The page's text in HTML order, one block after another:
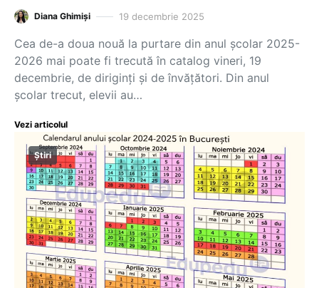
Diana Ghimiși 19 decembrie 2025
Cea de-a doua nouă la purtare din anul școlar 2025-
2026 mai poate fi trecută în catalog vineri, 19
decembrie, de diriginți și de învățători. Din anul
școlar trecut, elevii au…
Vezi articolul
Știri